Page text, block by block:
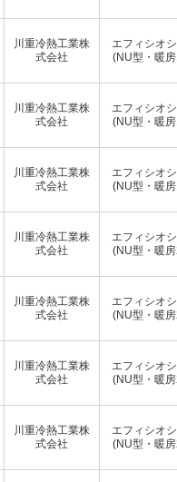
川重冷熱工業株
式会社
エフィシオ
(NU型・暖
川重冷熱工業株
式会社
エフィシオ
(NU型・暖
川重冷熱工業株
式会社
エフィシオ
(NU型・暖
川重冷熱工業株
式会社
エフィシオ
(NU型・暖
川重冷熱工業株
式会社
エフィシオ
(NU型・暖
川重冷熱工業株
式会社
エフィシオ
(NU型・暖
川重冷熱工業株
式会社
エフィシオ
(NU型・暖